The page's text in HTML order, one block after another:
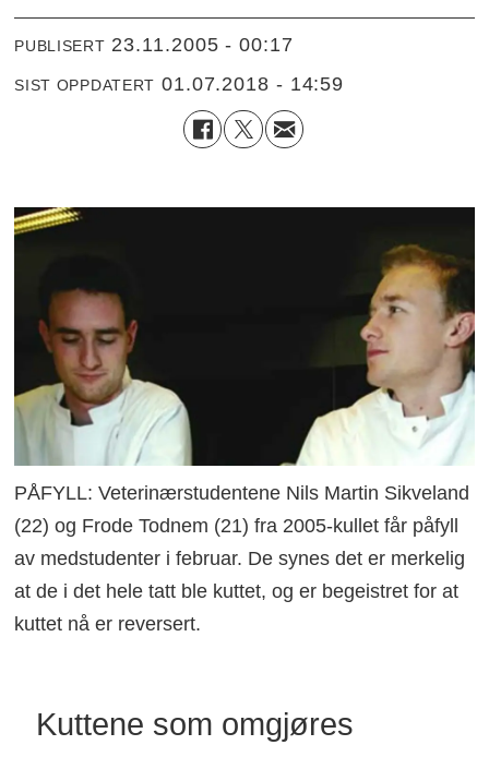
PUBLISERT 23.11.2005 - 00:17
SIST OPPDATERT 01.07.2018 - 14:59
PÅFYLL: Veterinærstudentene Nils Martin Sikveland
(22) og Frode Todnem (21) fra 2005-kullet får påfyll
av medstudenter i februar. De synes det er merkelig
at de i det hele tatt ble kuttet, og er begeistret for at
kuttet nå er reversert.
Kuttene som omgjøres